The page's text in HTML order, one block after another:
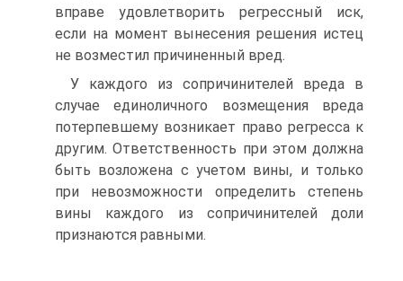
вправе удовлетворить регрессный иск,
если на момент вынесения решения истец
не возместил причиненный вред.
У каждого из сопричинителей вреда в
случае единоличного возмещения вреда
потерпевшему возникает право регресса к
другим. Ответственность при этом должна
быть возложена с учетом вины, и только
при невозможности определить степень
вины каждого из сопричинителей доли
признаются равными.